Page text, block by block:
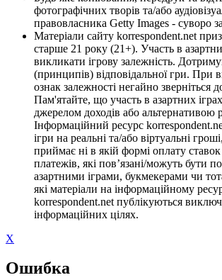
фотографічних творів та/або
правовласника Getty Images - суворо
Матеріали сайту korrespondent.net
старше 21 року (21+). Участь в
викликати ігрову залежність.
(принципів) відповідальної гри. При
ознак залежності негайно зверніться
Пам'ятайте, що участь в азартних
джерелом доходів або альтернативою
Інформаційний ресурс
ігри на реальні та/або віртуальні
приймає ні в якій формі оплату
платежів, які пов’язані/можуть бути
азартними іграми, букмекерами чи
які матеріали на інформаційному
korrespondent.net публікуються
інформаційних цілях.
X
Ошибка